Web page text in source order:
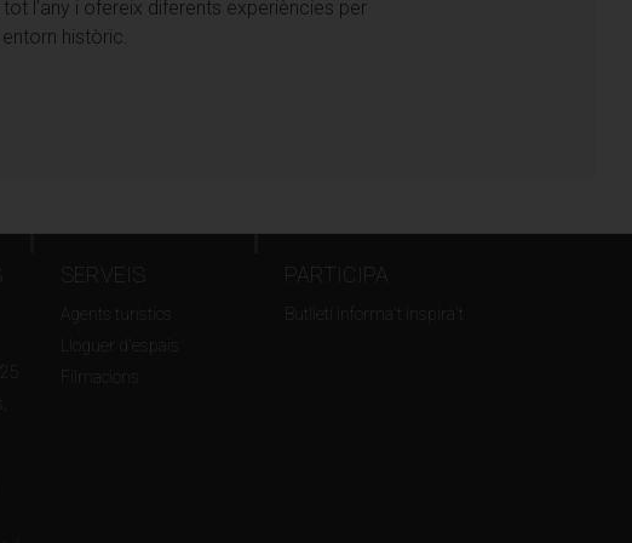
l’any i ofereix diferents experiències per
històric.
SERVEIS
Agents turístics
Lloguer d'espais
Filmacions
PARTICIPA
Butlletí Informa't Inspira't